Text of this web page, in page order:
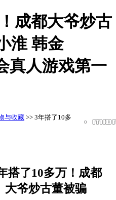
成都大爷炒古
淮 韩金
人游戏第一
与收藏 >> 3年搭了10多
搭了10多万！成都
大爷炒古董被骗